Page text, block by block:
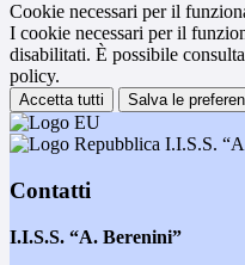
Cookie necessari per il
I cookie necessari per il
disabilitati. È possibile
policy.
Accetta tutti Salva le
I.I.S.S.
Contatti
I.I.S.S. “A. Berenini”